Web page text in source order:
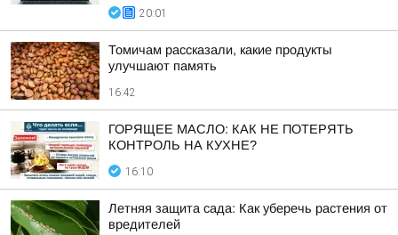
20:01
Томичам рассказали, какие продукты
улучшают память
16:42
ГОРЯЩЕЕ МАСЛО: КАК НЕ ПОТЕРЯТЬ
КОНТРОЛЬ НА КУХНЕ?
16:10
Летняя защита сада: Как уберечь растения от
вредителей